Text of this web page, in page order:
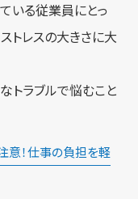
いる従業員にとっ
トレスの大きさに大
トラブルで悩むこと
意！仕事の負担を軽